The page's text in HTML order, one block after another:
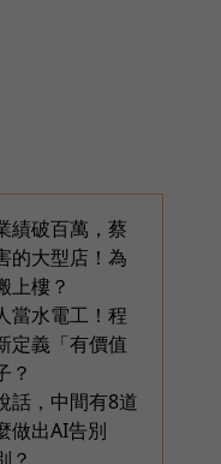
績破百萬，蔡
的大型店！為
上樓？
當水電工！程
定義「有價值
？
話，中間有8道
做出AI告別